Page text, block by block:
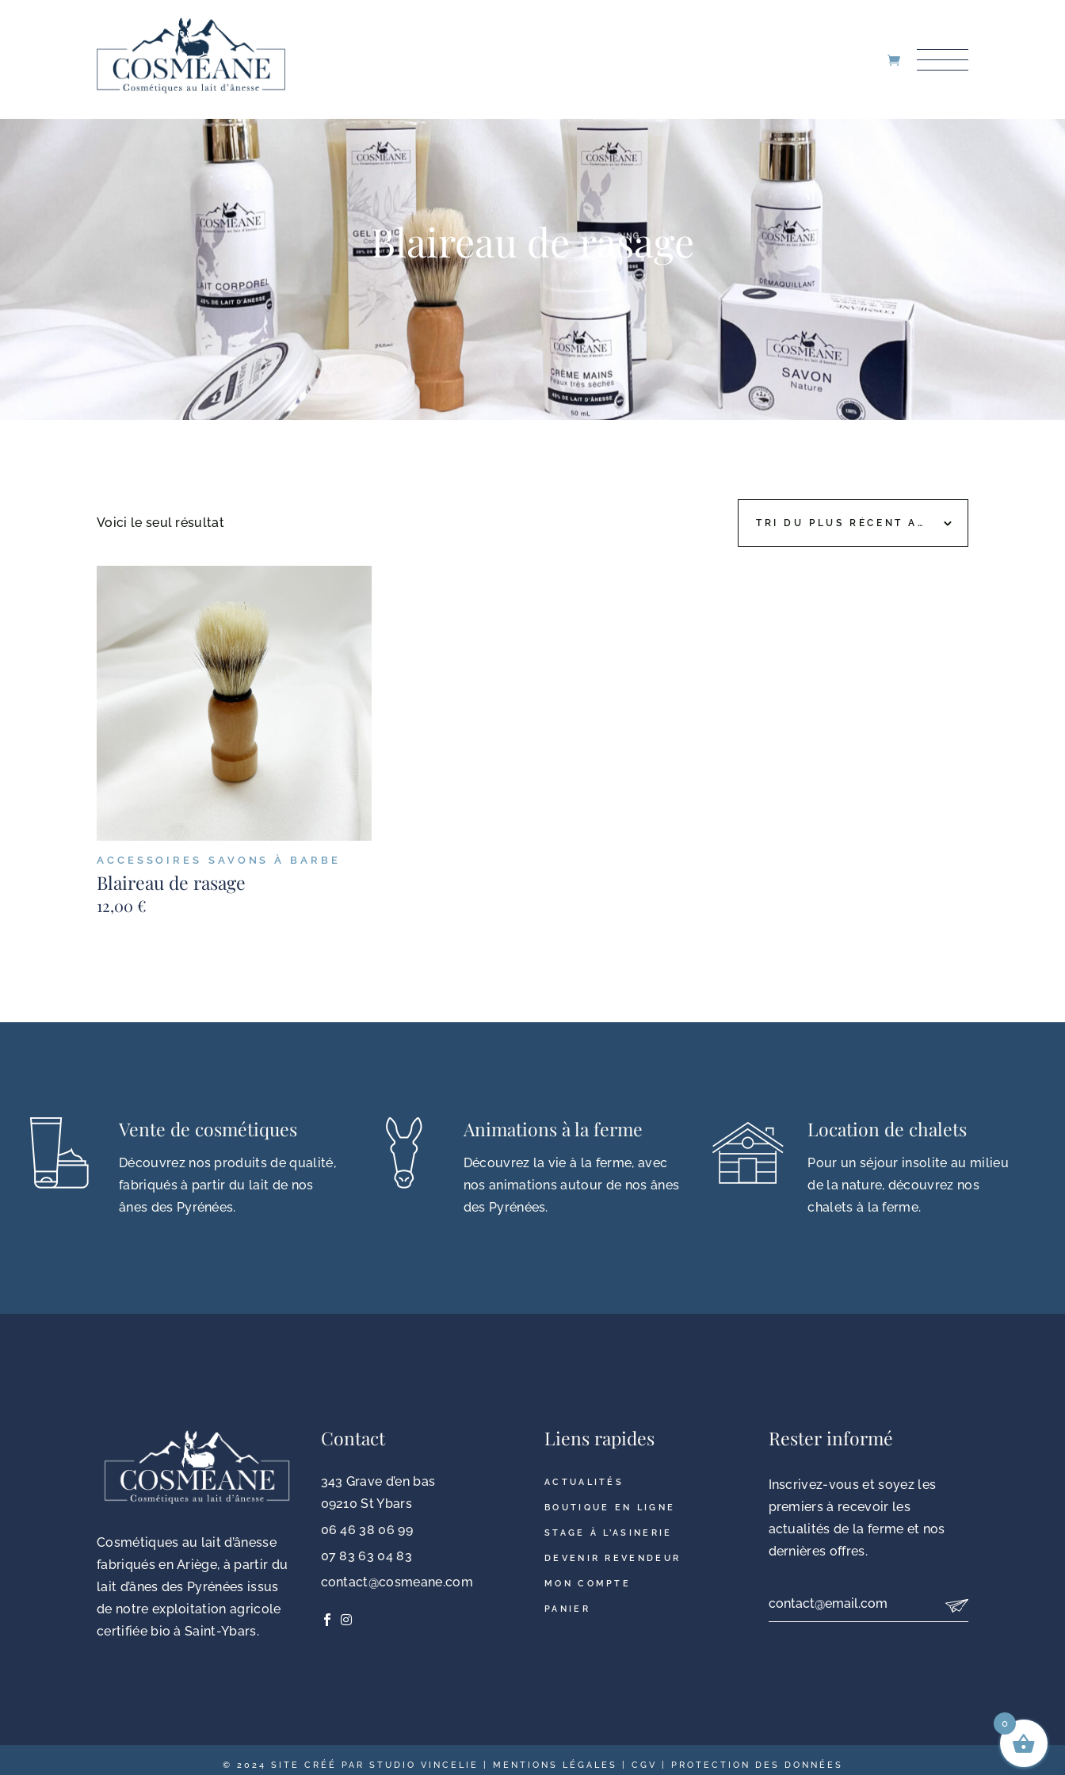
Blaireau de rasage
Voici le seul résultat TRI DU PLUS RÉCENT AU PLUS ANCIEN
ACCESSOIRES SAVONS À BARBE
Blaireau de rasage
12,00 €
Vente de cosmétiques
Découvrez nos produits de qualité,
fabriqués à partir du lait de nos
ânes des Pyrénées.
Animations à la ferme
Découvrez la vie à la ferme, avec
nos animations autour de nos ânes
des Pyrénées.
Location de chalets
Pour un séjour insolite au milieu
de la nature, découvrez nos
chalets à la ferme.
Cosmétiques au lait d’ânesse
fabriqués en Ariège, à partir du
lait d’ânes des Pyrénées issus
de notre exploitation agricole
certifiée bio à Saint-Ybars.
Contact
343 Grave d’en bas
09210 St Ybars
06 46 38 06 99
07 83 63 04 83
contact@cosmeane.com
Liens rapides
ACTUALITÉS
BOUTIQUE EN LIGNE
STAGE À L’ASINERIE
DEVENIR REVENDEUR
MON COMPTE
PANIER
Rester informé
Inscrivez-vous et soyez les
premiers à recevoir les
actualités de la ferme et nos
dernières offres.
© 2024 SITE CRÉÉ PAR STUDIO VINCELIE MENTIONS LÉGALES CGV PROTECTION DES DONNÉES
0